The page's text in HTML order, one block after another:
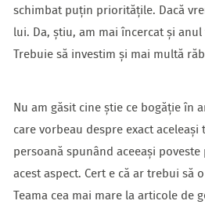
schimbat puțin prioritățile. Dacă
lui. Da, știu, am mai încercat și
Trebuie să investim și mai multă
Nu am găsit cine știe ce bogăție în
care vorbeau despre exact
persoană spunând aceeași
acest aspect. Cert e că ar trebui
Teama cea mai mare la articole de